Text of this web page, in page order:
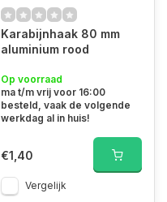
Karabijnhaak 80 mm
aluminium rood
Op voorraad
ma t/m vrij voor 16:00
besteld, vaak de volgende
werkdag al in huis!
€1,40
Vergelijk